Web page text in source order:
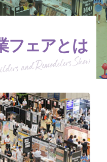
フェアとは